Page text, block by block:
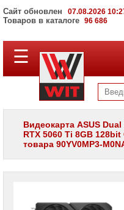
Сайт обновлен 07.08.2026
Товаров в каталоге 96 686
ПОЛНЫЙ
КАТАЛОГ
Корпоративные
серверы
WIT
хранения
данных
☰
Видеокарта ASUS
RTX 5060 Ti 8GB 128bit
товара 90YV0MP3-